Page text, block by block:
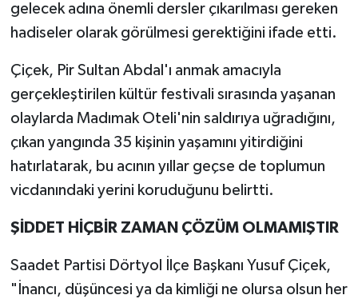
gelecek adına önemli dersler çıkarılması gereken
hadiseler olarak görülmesi gerektiğini ifade etti.
Çiçek, Pir Sultan Abdal'ı anmak amacıyla
gerçekleştirilen kültür festivali sırasında yaşanan
olaylarda Madımak Oteli'nin saldırıya uğradığını,
çıkan yangında 35 kişinin yaşamını yitirdiğini
hatırlatarak, bu acının yıllar geçse de toplumun
vicdanındaki yerini koruduğunu belirtti.
ŞİDDET HİÇBİR ZAMAN ÇÖZÜM OLMAMIŞTIR
Saadet Partisi Dörtyol İlçe Başkanı Yusuf Çiçek,
"İnancı, düşüncesi ya da kimliği ne olursa olsun her